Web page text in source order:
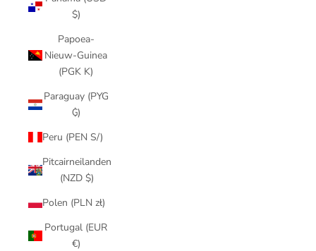
$)
Papoea-
Nieuw-Guinea
(PGK K)
Paraguay (PYG
₲)
Peru (PEN S/)
Pitcairneilanden
(NZD $)
Polen (PLN zł)
Portugal (EUR
€)